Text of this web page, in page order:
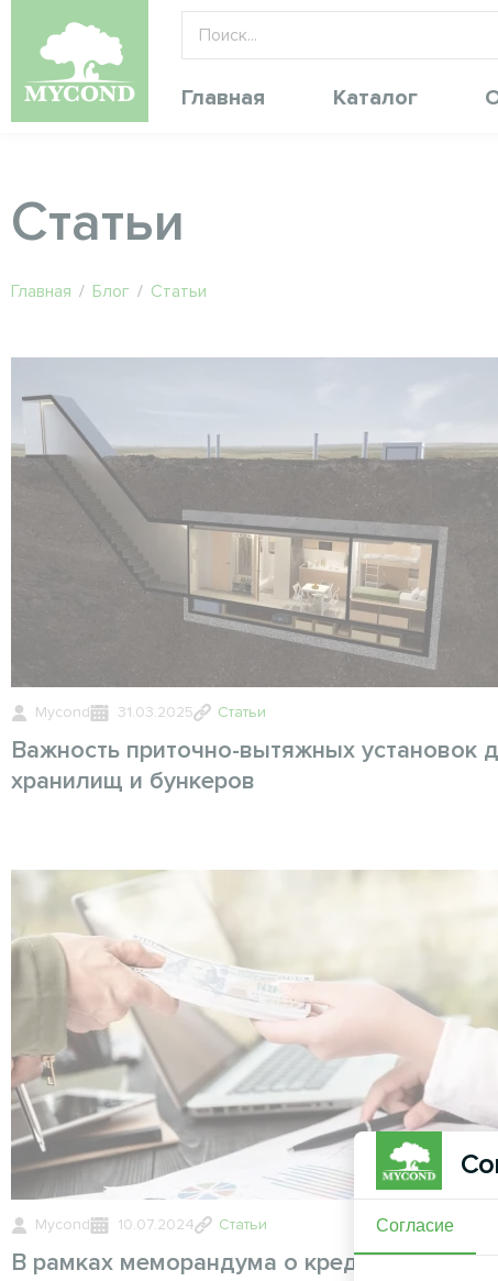
Главная Каталог
Статьи
Главная / Блог / Статьи
Mycond 31.03.2025 Статьи
Важность приточно-вытяжных установок
хранилищ и бункеров
Mycond 10.07.2024 Статьи
В рамках меморандума о кредитовании
Согласие